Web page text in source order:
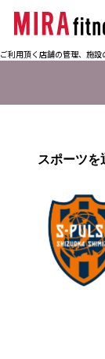
ご利用頂く店舗の管理、施設
スポーツを